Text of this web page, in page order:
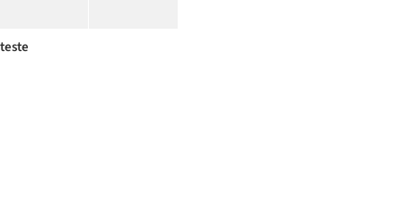
teste